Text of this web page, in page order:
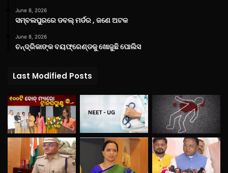
June 8, 2026
ସମ୍ବଲପୁରରେ ଡବଲ୍ ମର୍ଡର , ଜଣେ ଅଟକ
June 8, 2026
ଚନ୍ଦ୍ରିକାଙ୍କ ବୟଫ୍ରେଣ୍ଡକୁ ଖୋଜୁଛି ପୋଲିସ
Last Modified Posts